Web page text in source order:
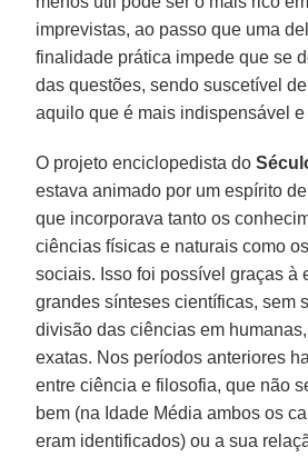
imprevistas, ao passo que uma
finalidade prática impede que se
das questões, sendo suscetível
aquilo que é mais indispensável e
O projeto enciclopedista do
estava animado por um espírito
que incorporava tanto os
ciências físicas e naturais como
sociais. Isso foi possível graças à
grandes sínteses científicas, sem
divisão das ciências em
exatas. Nos períodos anteriores
entre ciência e filosofia, que não
bem (na Idade Média ambos os
eram identificados) ou a sua